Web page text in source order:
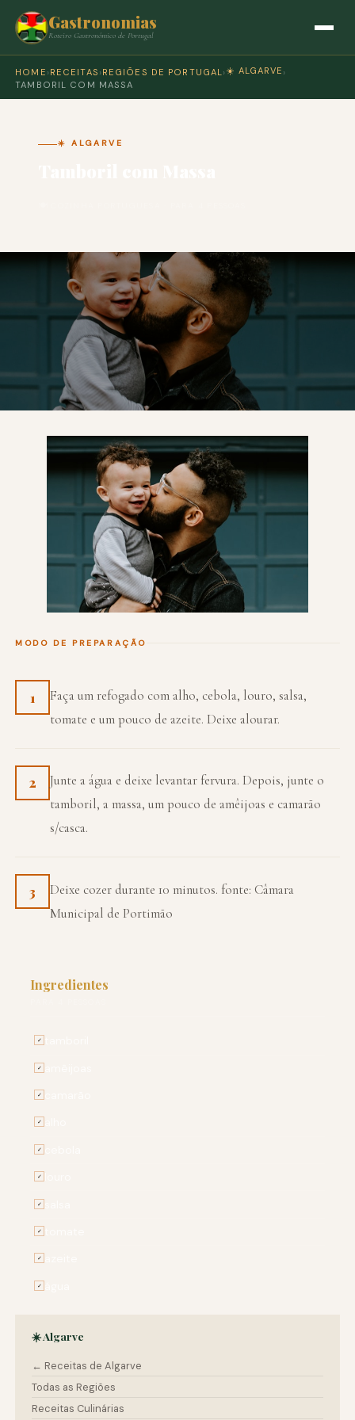
Gastronomias
Roteiro Gastronómico de Portugal
HOME › RECEITAS › REGIÕES DE PORTUGAL › ☀️ ALGARVE ›
TAMBORIL COM MASSA
☀️ ALGARVE
MODO DE PREPARAÇÃO
1
Faça um refogado com alho, cebola, louro, salsa,
tomate e um pouco de azeite. Deixe alourar.
2
Junte a água e deixe levantar fervura. Depois, junte o
tamboril, a massa, um pouco de amêijoas e camarão
s/casca.
3
Deixe cozer durante 10 minutos. fonte: Câmara
Municipal de Portimão
Ingredientes
✓
✓
✓
✓
✓
✓
✓
✓
✓
✓
☀️ Algarve
← Receitas de Algarve
Todas as Regiões
Receitas Culinárias